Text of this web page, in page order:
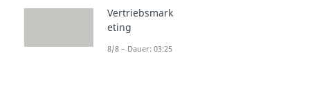
Vertriebsmark
eting
8/8 – Dauer: 03:25